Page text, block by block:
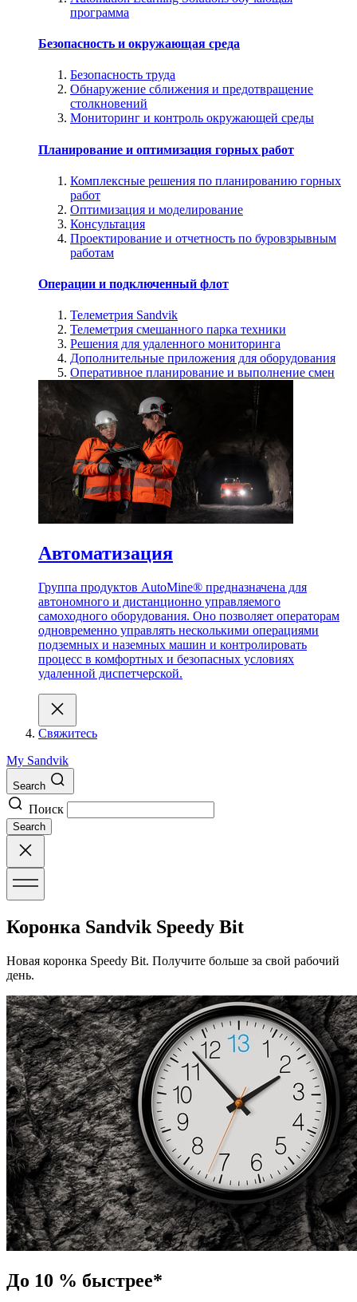
программа
Безопасность и окружающая среда
Безопасность труда
Обнаружение сближения и предотвращение
столкновений
Мониторинг и контроль окружающей среды
Планирование и оптимизация горных работ
Комплексные решения по планированию горных
работ
Оптимизация и моделирование
Консультация
Проектирование и отчетность по буровзрывным
работам
Операции и подключенный флот
Телеметрия Sandvik
Телеметрия смешанного парка техники
Решения для удаленного мониторинга
Дополнительные приложения для оборудования
Оперативное планирование и выполнение смен
Автоматизация
Группа продуктов AutoMine® предназначена для
автономного и дистанционно управляемого
самоходного оборудования. Оно позволяет операторам
одновременно управлять несколькими операциями
подземных и наземных машин и контролировать
процесс в комфортных и безопасных условиях
удаленной диспетчерской.
Свяжитесь
My Sandvik
Search
Поиск
Search
Коронка Sandvik Speedy Bit
Новая коронка Speedy Bit. Получите больше за свой рабочий
день.
До 10 % быстрее*